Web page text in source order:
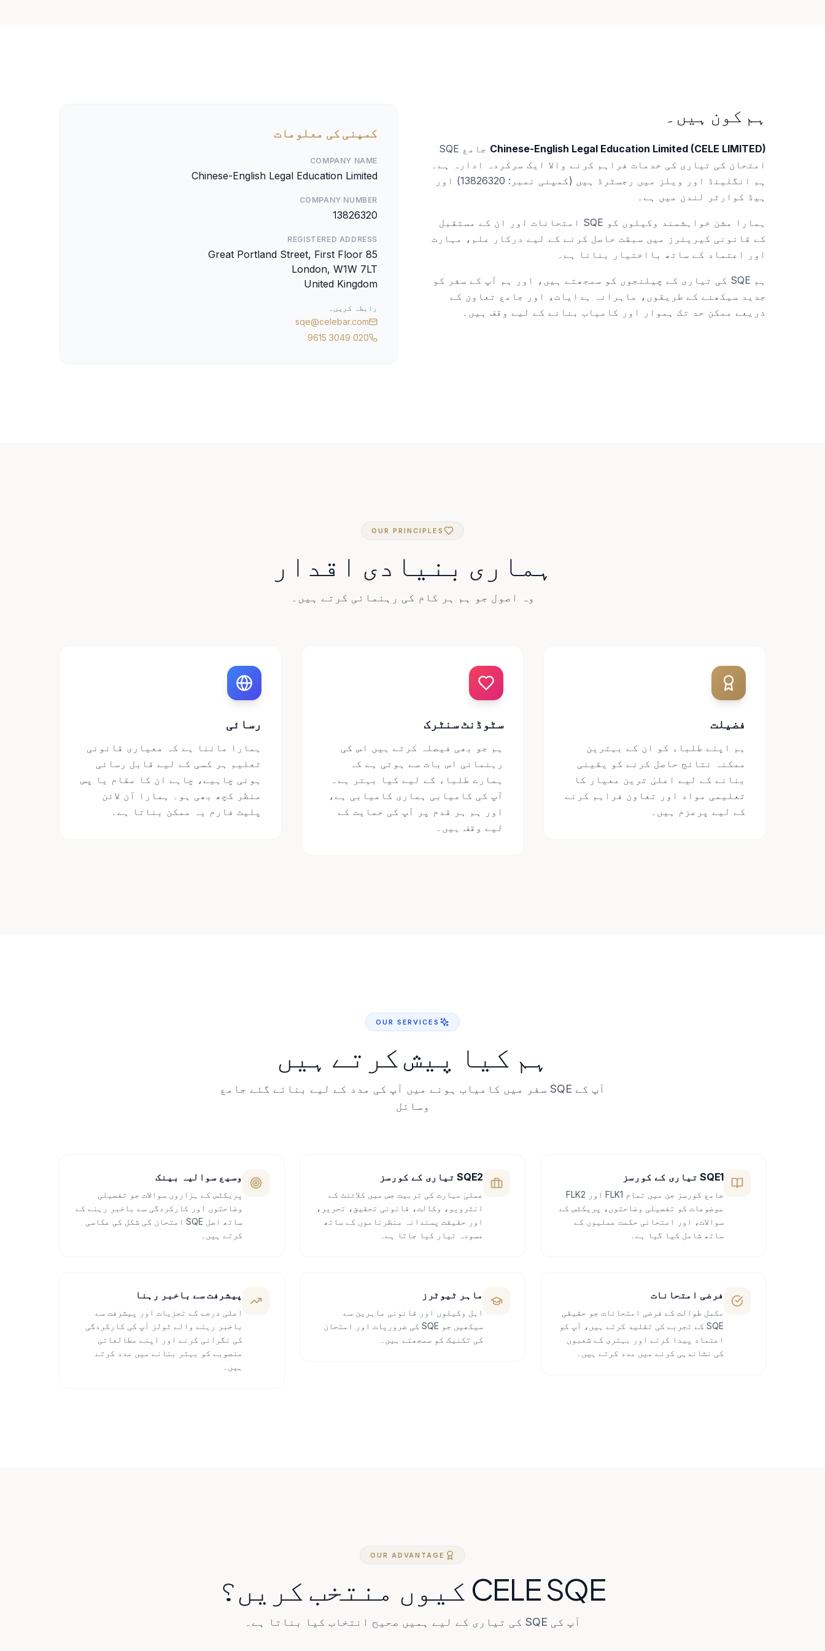
ہم کون ہیں۔
Chinese-English Legal Education Limited (CELE LIMITED)
جامع SQE
امتحان کی تیاری کی خدمات فراہم کرنے والا ایک سرکردہ ادارہ ہے۔
ہم انگلینڈ اور ویلز میں رجسٹرڈ ہیں (کمپنی نمبر: 13826320) اور
ہیڈ کوارٹر لندن میں ہے۔
ہمارا مشن خواہشمند وکیلوں کو SQE امتحانات اور ان کے مستقبل
کے قانونی کیریئرز میں سبقت حاصل کرنے کے لیے درکار علم، مہارت
اور اعتماد کے ساتھ بااختیار بنانا ہے۔
ہم SQE کی تیاری کے چیلنجوں کو سمجھتے ہیں، اور ہم آپ کے سفر کو
جدید سیکھنے کے طریقوں، ماہرانہ ہدایات، اور جامع تعاون کے
ذریعے ممکن حد تک ہموار اور کامیاب بنانے کے لیے وقف ہیں۔
کمپنی کی معلومات
COMPANY NAME
Chinese-English Legal Education Limited
COMPANY NUMBER
13826320
REGISTERED ADDRESS
United Kingdom
رابطہ کریں۔
sqe@celebar.com
020 3049 9615
OUR PRINCIPLES
ہماری بنیادی اقدار
وہ اصول جو ہم ہر کام کی رہنمائی کرتے ہیں۔
فضیلت
ہم اپنے طلباء کو ان کے بہترین
ممکنہ نتائج حاصل کرنے کو یقینی
بنانے کے لیے اعلیٰ ترین معیار کا
تعلیمی مواد اور تعاون فراہم کرنے
کے لیے پرعزم ہیں۔
سٹوڈنٹ سنٹرک
ہم جو بھی فیصلہ کرتے ہیں اس کی
رہنمائی اس بات سے ہوتی ہے کہ
ہمارے طلباء کے لیے کیا بہتر ہے۔
آپ کی کامیابی ہماری کامیابی ہے،
اور ہم ہر قدم پر آپ کی حمایت کے
لیے وقف ہیں۔
رسائی
ہمارا ماننا ہے کہ معیاری قانونی
تعلیم ہر کسی کے لیے قابل رسائی
ہونی چاہیے، چاہے ان کا مقام یا پس
منظر کچھ بھی ہو۔ ہمارا آن لائن
پلیٹ فارم یہ ممکن بناتا ہے۔
OUR SERVICES
ہم کیا پیش کرتے ہیں
آپ کے SQE سفر میں کامیاب ہونے میں آپ کی مدد کے لیے بنائے گئے جامع
وسائل
SQE1 تیاری کے کورسز
جامع کورسز جن میں تمام FLK1 اور FLK2
موضوعات کو تفصیلی وضاحتوں، پریکٹس کے
سوالات، اور امتحانی حکمت عملیوں کے
ساتھ شامل کیا گیا ہے۔
SQE2 تیاری کے کورسز
عملی مہارت کی تربیت جس میں کلائنٹ کے
انٹرویو، وکالت، قانونی تحقیق، تحریر،
اور حقیقت پسندانہ منظرناموں کے ساتھ
مسودہ تیار کیا جاتا ہے۔
وسیع سوالیہ بینک
پریکٹس کے ہزاروں سوالات جو تفصیلی
وضاحتوں اور کارکردگی سے باخبر رہنے کے
ساتھ اصل SQE امتحان کی شکل کی عکاسی
کرتے ہیں۔
فرضی امتحانات
مکمل طوالت کے فرضی امتحانات جو حقیقی
SQE کے تجربے کی تقلید کرتے ہیں، آپ کو
اعتماد پیدا کرنے اور بہتری کے شعبوں
کی نشاندہی کرنے میں مدد کرتے ہیں۔
ماہر ٹیوٹرز
اہل وکیلوں اور قانونی ماہرین سے
سیکھیں جو SQE کی ضروریات اور امتحان
کی تکنیک کو سمجھتے ہیں۔
پیشرفت سے باخبر رہنا
اعلی درجے کے تجزیات اور پیشرفت سے
باخبر رہنے والے ٹولز آپ کی کارکردگی
کی نگرانی کرنے اور اپنے مطالعاتی
منصوبے کو بہتر بنانے میں مدد کرتے
ہیں۔
OUR ADVANTAGE
CELE SQE کیوں منتخب کریں؟
آپ کی SQE کی تیاری کے لیے ہمیں صحیح انتخاب کیا بناتا ہے۔